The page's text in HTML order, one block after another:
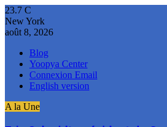
23.7 C
New York
août 8, 2026
Blog
Yoopya Center
Connexion Email
English version
A la Une